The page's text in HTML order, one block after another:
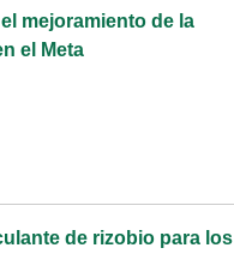
mejoramiento de la
el Meta
de rizobio para los